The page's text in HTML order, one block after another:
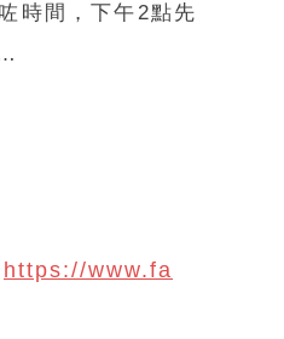
時間，下午2點先
https://www.fa